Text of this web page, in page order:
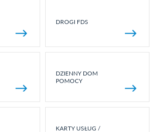
DROGI FDS
DZIENNY DOM
POMOCY
KARTY USŁUG /